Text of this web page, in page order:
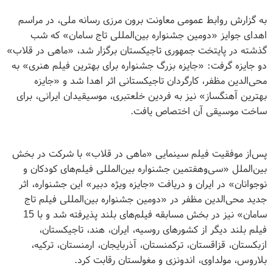
به گزارش روابط عمومی معاونت برون مرزی رسانه ملی، در مراسم
اهدای جوایز «دومین جشنواره بین‌المللی تاج سامان» که شب
گذشته در پایتخت جمهوری تاجیکستان برگزار شد، «ماهی در قلاب»
دو جایزه گرفت: «جایزه بزرگ جشنواره برای بهترین فیلم هنری» به
محی‌الدین مظفر، کارگردان تاجیکستانی اثر اهدا شد و «جایزه
بهترین آهنگساز» نیز به فردین خلعتبری، موسیقیدان ایرانی، برای
ساخت موسیقی آن اختصاص یافت.
پس‌از موفقیت فیلم سینمایی «ماهی در قلاب» با شرکت در بخش
بین‌الملل «سی‌وهفتمین جشنواره بین‌المللی فیلم‌های کودکان و
نوجوانان» در ایران و دریافت «جایزه ویژه دبیر» این جشنواره، اثر
جدید محی‌الدین مظفر در «دومین جشنواره بین‌المللی فیلم تاج
سامان» نیز در بخش مسابقه فیلم‌های بلند پذیرفته شد و با 15
فیلم بلند دیگر از کشورهای روسیه، ایران، هند، تاجیکستان،
ازبکستان، قزاقستان، ترکمنستان، آذربایجان، ارمنستان، ترکیه،
بلاروس، مولداوی، اندونزی و مغولستان رقابت کرد.